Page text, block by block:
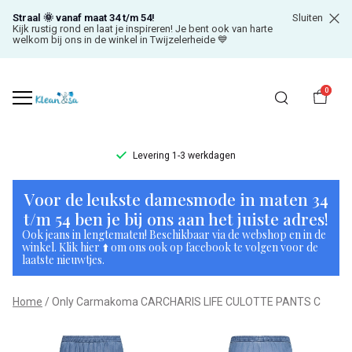
Straal 🌞 vanaf maat 34 t/m 54!
Kijk rustig rond en laat je inspireren! Je bent ook van harte
welkom bij ons in de winkel in Twijzelerheide 💙
Sluiten
0
Levering 1-3 werkdagen
Only
Carmakoma
CARCHARIS
LIFE
CULOTTE
Voor de leukste damesmode in maten 34
t/m 54 ben je bij ons aan het juiste adres!
Ook jeans in lengtematen! Beschikbaar via de webshop en in de
winkel. Klik hier ⬆️ om ons ook op facebook te volgen voor de
laatste nieuwtjes.
Home Only Carmakoma CARCHARIS LIFE CULOTTE PANTS C